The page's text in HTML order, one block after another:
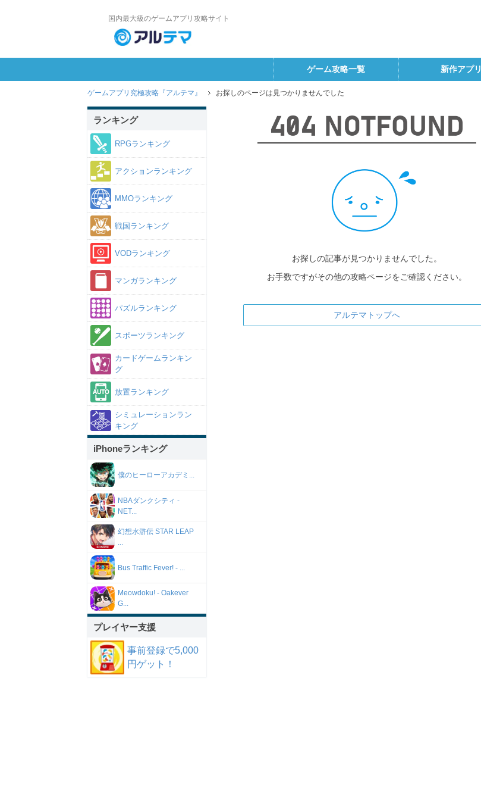
国内最大級のゲームアプリ攻略サイト
ゲーム攻略一覧 新作アプリ
ゲームアプリ究極攻略『アルテマ』 お探しのページは見つかりませんでした
ランキング
RPGランキング
アクションランキング
MMOランキング
戦国ランキング
VODランキング
マンガランキング
パズルランキング
スポーツランキング
カードゲームランキン
グ
放置ランキング
シミュレーションラン
キング
iPhoneランキング
僕のヒーローアカデミ...
NBAダンクシティ -
NET...
幻想水滸伝 STAR LEAP
Bus Traffic Fever! - ...
Meowdoku! - Oakever
G...
プレイヤー支援
事前登録で5,000
円ゲット！
お探しの記事が見つかりませんでした。
お手数ですがその他の攻略ページをご確認ください。
アルテマトップへ